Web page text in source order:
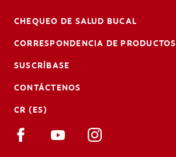
CHEQUEO DE SALUD BUCAL
CORRESPONDENCIA DE PRODUCTOS
SUSCRÍBASE
CONTÁCTENOS
CR (ES)